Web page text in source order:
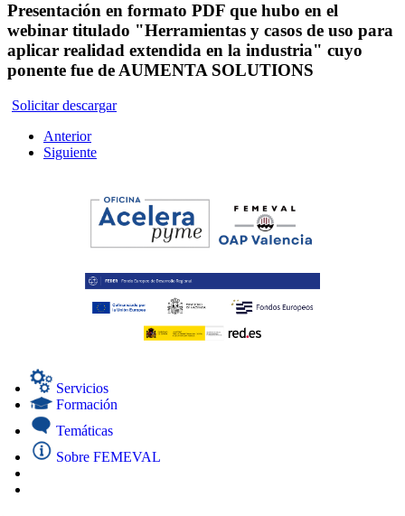
Presentación en formato PDF que hubo en el
webinar titulado "Herramientas y casos de uso para
aplicar realidad extendida en la industria" cuyo
ponente fue de AUMENTA SOLUTIONS
Solicitar descargar
Anterior
Siguiente
Servicios
Formación
Temáticas
Sobre FEMEVAL